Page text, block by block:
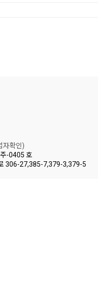
자확인)
-0405 호
306-27,385-7,379-3,379-5